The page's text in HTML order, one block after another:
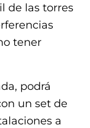
de las torres
tener
podrá
un set de
a